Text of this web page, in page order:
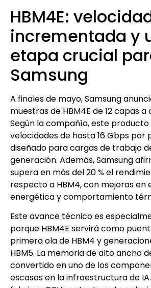
HBM4E:
incrementada y
etapa crucial
Samsung
A finales de mayo, Samsung
muestras de HBM4E de 12 capas
Según la compañía, este
velocidades de hasta 16 Gbps por
diseñado para cargas de trabajo
generación. Además, Samsung
supera en más del 20 % el
respecto a HBM4, con mejoras en
energética y comportamiento
Este avance técnico es
porque HBM4E servirá como
primera ola de HBM4 y
HBM5. La memoria de alto ancho
convertido en uno de los
escasos en la infraestructura de